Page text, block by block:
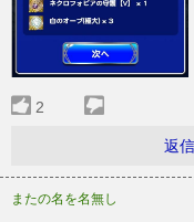
2
返
またの名を名無し